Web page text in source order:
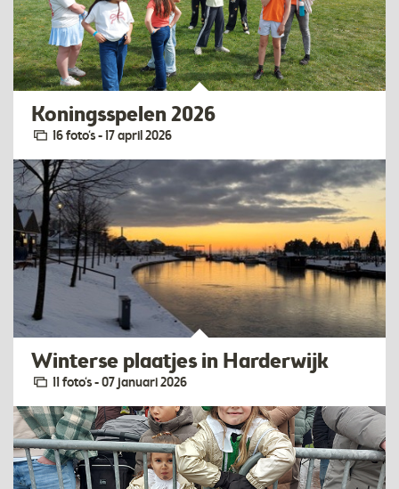
Koningsspelen 2026
16 foto‘s - 17 april 2026
Winterse plaatjes in Harderwijk
11 foto‘s - 07 januari 2026